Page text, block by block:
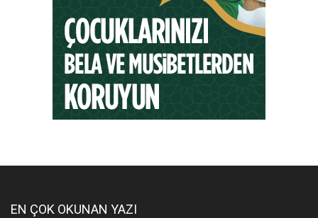
EN ÇOK OKUNAN YAZI